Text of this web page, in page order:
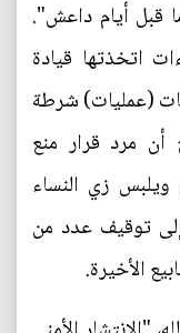
قبل أيام داعش".
اتخذتها قيادة
(عمليات) شرطة
أن مرد قرار منع
زي النساء
إلى توقيف عدد من
الأخيرة.